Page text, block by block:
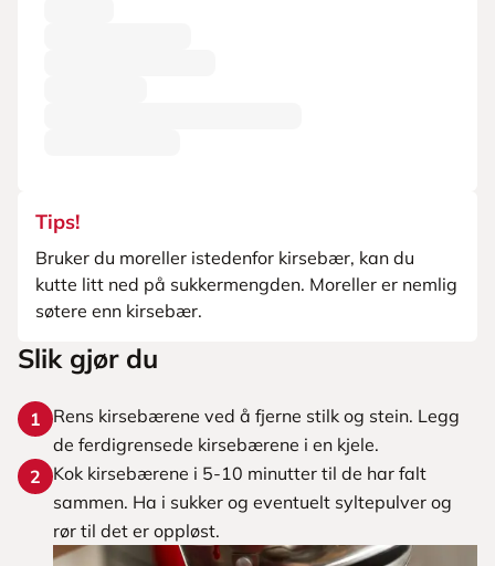
Tips!
Bruker du moreller istedenfor kirsebær, kan du
kutte litt ned på sukkermengden. Moreller er nemlig
søtere enn kirsebær.
Slik gjør du
1
Rens kirsebærene ved å fjerne stilk og stein. Legg
de ferdigrensede kirsebærene i en kjele.
2
Kok kirsebærene i 5-10 minutter til de har falt
sammen. Ha i sukker og eventuelt syltepulver og
rør til det er oppløst.